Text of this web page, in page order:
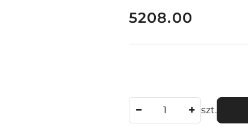
cena:
5208.00
szt.